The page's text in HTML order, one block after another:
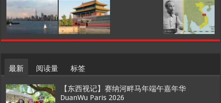
最新 阅读量 标签
【东西视记】赛纳河畔马年端午嘉年华
DuanWu Paris 2026